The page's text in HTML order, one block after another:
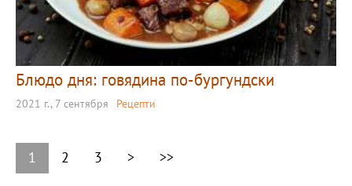
Блюдо дня: говядина по-бургундски
2021 г., 7 сентября Рецепти
1 2 3 > >>